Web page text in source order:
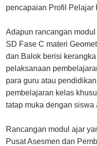
pencapaian Profil Pelajar
Adapun rancangan
SD Fase C materi
dan Balok berisi
pelaksanaan
para guru atau
pembelajaran kelas
tatap muka dengan siswa
Rancangan modul ajar
Pusat Asesmen dan